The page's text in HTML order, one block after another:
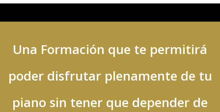
Una Formación que te permitirá
poder disfrutar plenamente de tu
piano sin tener que depender de